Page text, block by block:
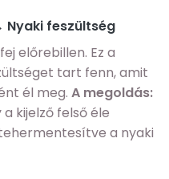
feszültség
előrebillen. Ez a
tart fenn, amit
él meg. A megoldás:
kijelző felső éle
a nyaki